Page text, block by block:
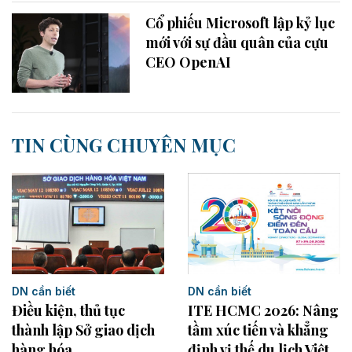
Cổ phiếu Microsoft lập kỷ lục
mới với sự đầu quân của cựu
CEO OpenAI
TIN CÙNG CHUYÊN MỤC
DN cần biết
Điều kiện, thủ tục
thành lập Sở giao dịch
DN cần biết
ITE HCMC 2026: Nâng
tầm xúc tiến và khẳng